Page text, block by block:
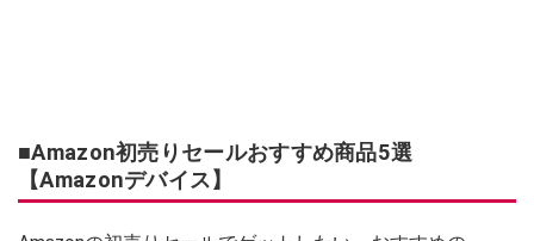
■Amazon初売りセールおすすめ商品5選
【Amazonデバイス】